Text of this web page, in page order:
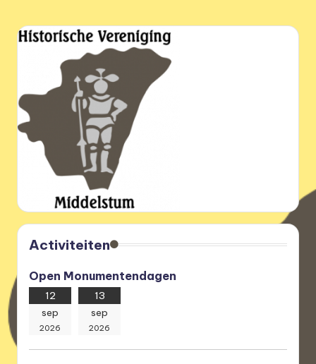
e
r
e
i
n
g
Activiteiten
Open Monumentendagen
12
sep
2026
13
sep
2026